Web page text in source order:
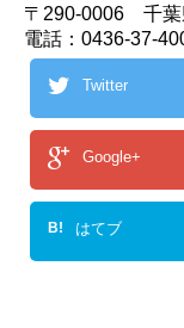
〒290-0006 千葉
電話：0436-37-
Twitter
Google+
B! はてブ